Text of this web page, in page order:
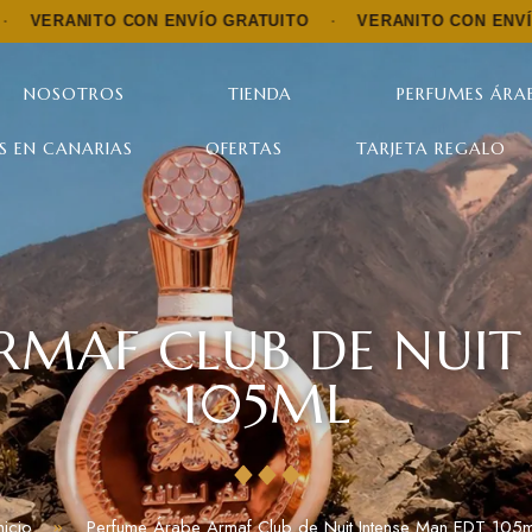
CON ENVÍO GRATUITO · VERANITO CON ENVÍO GRATUITO
NOSOTROS TIENDA PERFUMES
EN CANARIAS OFERTAS TARJETA REGALO
CLUB DE
105ML